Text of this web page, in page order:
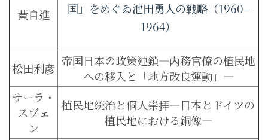
黃自進
国」をめぐゐ池田勇人の戦略（1960–
1964）
松田利彦 帝国日本の政策連鎖―内務官僚の植民地
への移入と「地方改良運動」―
サーラ・
スヴェ
ン
植民地統治と個人崇拝―日本とドイツの
植民地における銅像―